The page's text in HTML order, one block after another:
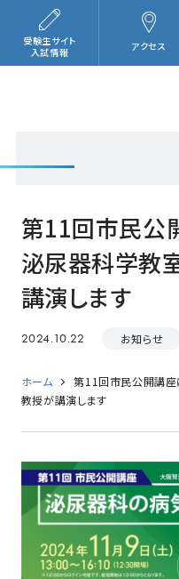
アクセス
受験生サイト
入試情報
第11回市民公
泌尿器科学教
講演します
2024.10.22 お知らせ
ホーム
第11回市民公開講座
教授が講演します